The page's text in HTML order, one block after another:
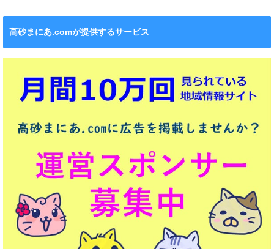
高砂まにあ.comが提供するサービス